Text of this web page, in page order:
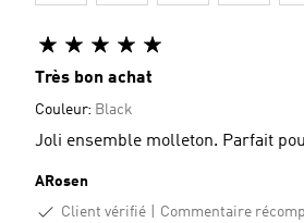
Très bon achat
Couleur: Black
Joli ensemble molleton. Parfait
ARosen
Client vérifié
Commentaire